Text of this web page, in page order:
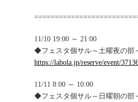
11/10 19:00 ～ 21:00
◆フェスタ個サル～土曜夜の
https://labola.jp/reserve/event/
11/11 8:00 ～ 10:00
◆フェスタ個サル～日曜朝の部